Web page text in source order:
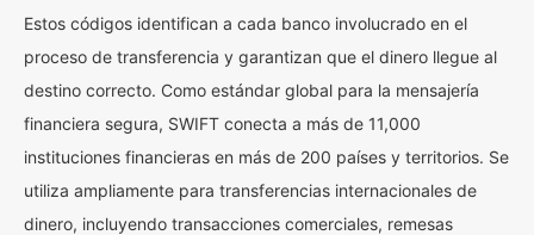
Estos códigos identifican a cada banco involucrado en el
proceso de transferencia y garantizan que el dinero llegue al
destino correcto. Como estándar global para la mensajería
financiera segura, SWIFT conecta a más de 11,000
instituciones financieras en más de 200 países y territorios. Se
utiliza ampliamente para transferencias internacionales de
dinero, incluyendo transacciones comerciales, remesas